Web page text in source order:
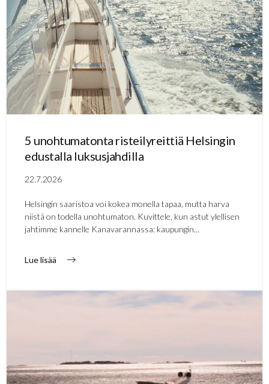
5 unohtumatonta risteilyreittiä Helsingin
edustalla luksusjahdilla
22.7.2026
Helsingin saaristoa voi kokea monella tapaa, mutta harva
niistä on todella unohtumaton. Kuvittele, kun astut ylellisen
jahtimme kannelle Kanavarannassa: kaupungin...
Lue lisää